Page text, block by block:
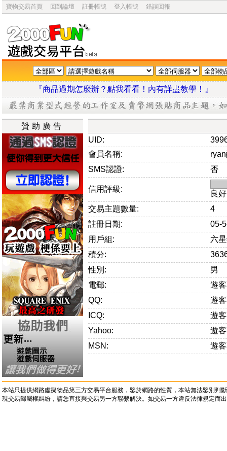
寶物交易首頁 回到論壇 註冊帳號 登入帳號 錯誤回報
『商品過期怎麼辦？點我看看！內有詳盡教學
贊助廣告
UID:
會員名稱:
SMS認證:
否
信用評級:
良
交易主題數量:
4
註冊日期:
05-
用戶組:
六
積分:
性別:
男
電郵:
遊
QQ:
遊
ICQ:
遊
Yahoo:
遊
MSN:
遊
本站只提供網路虛擬物品第三方交易平台服務，鑒於網路的性質，本站無法鑒別
現交易歸屬權糾紛，請您直接與交易另一方聯繫解決。如交易一方違反法律規定